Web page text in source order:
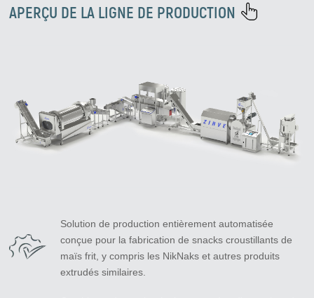
APERÇU DE LA LIGNE DE PRODUCTION
Solution de production entièrement automatisée
conçue pour la fabrication de snacks croustillants de
maïs frit, y compris les NikNaks et autres produits
extrudés similaires.
Zirve Extrussion
Nous vous répondrons dans les plus brefs délais